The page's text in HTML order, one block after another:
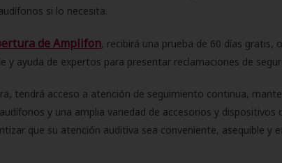
si lo necesita.
de Amplifon, recibirá una prueba de 60 días gratis,
y ayuda de expertos para presentar reclamaciones de
tendrá acceso a atención de seguimiento continua,
y una amplia variedad de accesorios y dispositivos
que su atención auditiva sea conveniente, asequible y